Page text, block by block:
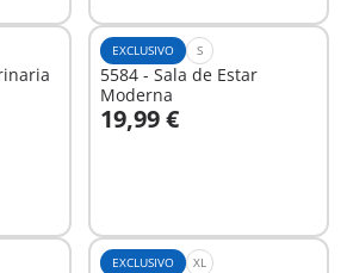
EXCLUSIVO S
5584 - Sala de Estar
Moderna
19,99 €
A la cesta
EXCLUSIVO XL